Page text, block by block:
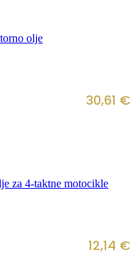
30,61 €
12,14 €